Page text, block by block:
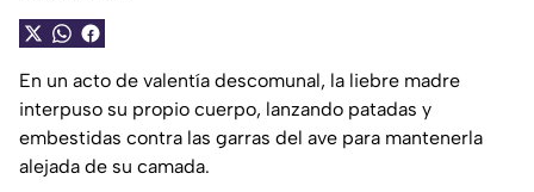
En un acto de valentía descomunal, la liebre madre
interpuso su propio cuerpo, lanzando patadas y
embestidas contra las garras del ave para mantenerla
alejada de su camada.